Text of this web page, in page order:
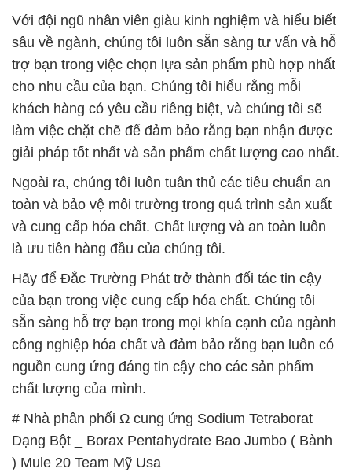
Với đội ngũ nhân viên giàu kinh nghiệm và hiểu biết
sâu về ngành, chúng tôi luôn sẵn sàng tư vấn và hỗ
trợ bạn trong việc chọn lựa sản phẩm phù hợp nhất
cho nhu cầu của bạn. Chúng tôi hiểu rằng mỗi
khách hàng có yêu cầu riêng biệt, và chúng tôi sẽ
làm việc chặt chẽ để đảm bảo rằng bạn nhận được
giải pháp tốt nhất và sản phẩm chất lượng cao nhất.
Ngoài ra, chúng tôi luôn tuân thủ các tiêu chuẩn an
toàn và bảo vệ môi trường trong quá trình sản xuất
và cung cấp hóa chất. Chất lượng và an toàn luôn
là ưu tiên hàng đầu của chúng tôi.
Hãy để Đắc Trường Phát trở thành đối tác tin cậy
của bạn trong việc cung cấp hóa chất. Chúng tôi
sẵn sàng hỗ trợ bạn trong mọi khía cạnh của ngành
công nghiệp hóa chất và đảm bảo rằng bạn luôn có
nguồn cung ứng đáng tin cậy cho các sản phẩm
chất lượng của mình.
# Nhà phân phối Ω cung ứng Sodium Tetraborat
Dạng Bột _ Borax Pentahydrate Bao Jumbo ( Bành
) Mule 20 Team Mỹ Usa